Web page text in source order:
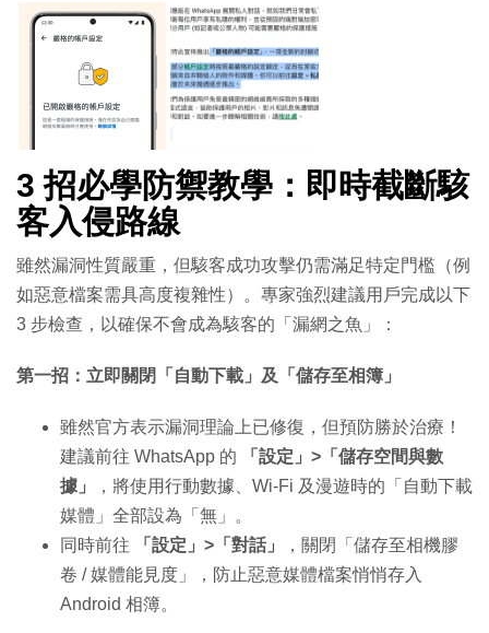
3 招必學防禦教學：即時截斷駭
客入侵路線
雖然漏洞性質嚴重，但駭客成功攻擊仍需滿足特定門檻（例
如惡意檔案需具高度複雜性）。專家強烈建議用戶完成以下
3 步檢查，以確保不會成為駭客的「漏網之魚」：
第一招：立即關閉「自動下載」及「儲存至相簿」
雖然官方表示漏洞理論上已修復，但預防勝於治療！
建議前往 WhatsApp 的
「設定」>「儲存空間與數
據」
，將使用行動數據、Wi-Fi 及漫遊時的「自動下載
媒體」全部設為「無」。
同時前往
「設定」>「對話」
，關閉「儲存至相機膠
卷 / 媒體能見度」，防止惡意媒體檔案悄悄存入
Android 相簿。